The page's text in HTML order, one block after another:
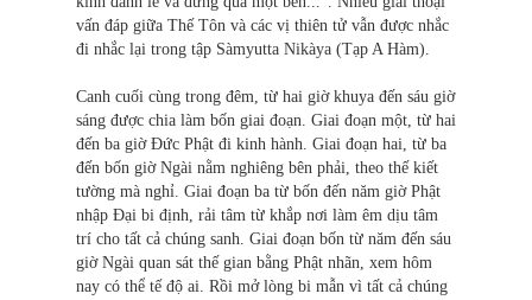
vấn đáp giữa Thế Tôn và các vị thiên tử vẫn được nhắc
đi nhắc lại trong tập Sàmyutta Nikàya (Tạp A Hàm).
Canh cuối cùng trong đêm, từ hai giờ khuya đến sáu giờ
sáng được chia làm bốn giai đoạn. Giai đoạn một, từ hai
đến ba giờ Ðức Phật đi kinh hành. Giai đoạn hai, từ ba
đến bốn giờ Ngài nằm nghiêng bên phải, theo thế kiết
tường mà nghỉ. Giai đoạn ba từ bốn đến năm giờ Phật
nhập Ðại bi định, rải tâm từ khắp nơi làm êm dịu tâm
trí cho tất cả chúng sanh. Giai đoạn bốn từ năm đến sáu
giờ Ngài quan sát thế gian bằng Phật nhãn, xem hôm
nay có thể tế độ ai. Rồi mở lòng bi mẫn vì tất cả chúng